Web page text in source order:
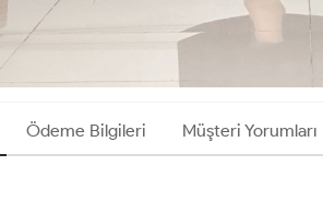
Ödeme Bilgileri Müşteri Yorumları